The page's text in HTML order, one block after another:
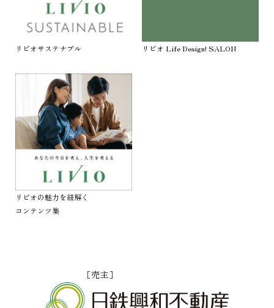
リビオサステナブル リビオ Life Design! SALON
リビオの魅力を紐解く
コンテンツ集
［売主］